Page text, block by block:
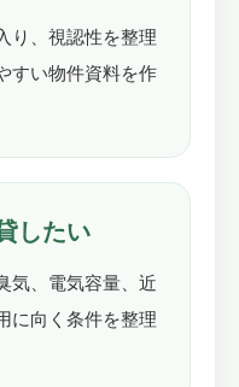
り、視認性を整理
すい物件資料を作
したい
気、電気容量、近
に向く条件を整理